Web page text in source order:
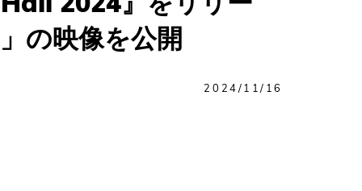
の映像を公開
2024/11/16